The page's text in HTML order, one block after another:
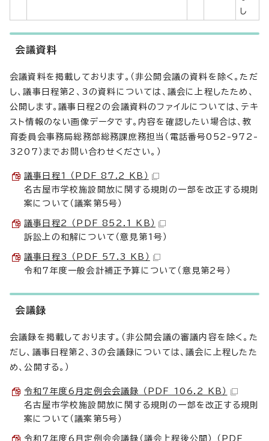
し
会議資料
会議資料を掲載しております。（非公開会議の資料を除く。ただ
し、議事日程第2、3の資料については、議会に上程したため、
公開します。議事日程2の会議資料のファイルについては、テキ
スト情報のない画像データです。内容を確認したい場合は、教
育委員会事務局総務部総務課庶務担当（電話番号052-972-
3207）までお問い合わせください。）
議事日程1 （PDF 87.2 KB）
名古屋市学校施設開放に関する規則の一部を改正する規則
案について（議案第5号）
議事日程2 （PDF 852.1 KB）
訴訟上の和解について（意見第1号）
議事日程3 （PDF 57.3 KB）
令和7年度一般会計補正予算について（意見第2号）
会議録
会議録を掲載しております。（非公開会議の審議内容を除く。た
だし、議事日程第2、3の会議録については、議会に上程したた
め、公開する。）
令和7年度6月定例会会議録 （PDF 106.2 KB）
名古屋市学校施設開放に関する規則の一部を改正する規則
案について（議案第5号）
令和7年度6月定例会会議録（議会上程後公開） （PDF